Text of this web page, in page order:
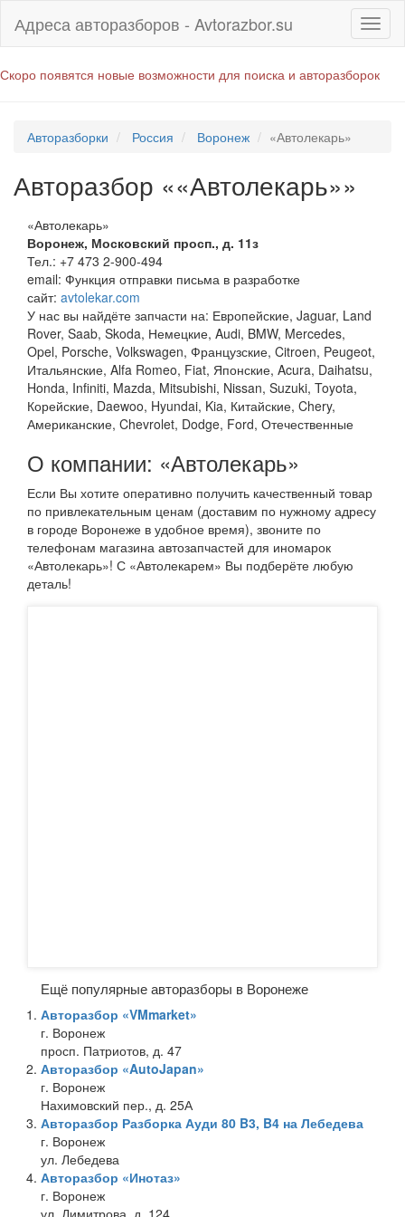
Адреса авторазборов - Avtorazbor.su
Скоро появятся новые возможности для поиска и авторазборок
Авторазборки Россия Воронеж «Автолекарь»
Авторазбор ««Автолекарь»»
«Автолекарь»
Воронеж, Московский просп., д. 11з
Тел.: +7 473 2-900-494
email: Функция отправки письма в разработке
сайт: avtolekar.com
У нас вы найдёте запчасти на: Европейские, Jaguar, Land
Rover, Saab, Skoda, Немецкие, Audi, BMW, Mercedes,
Opel, Porsche, Volkswagen, Французские, Citroen, Peugeot,
Итальянские, Alfa Romeo, Fiat, Японские, Acura, Daihatsu,
Honda, Infiniti, Mazda, Mitsubishi, Nissan, Suzuki, Toyota,
Корейские, Daewoo, Hyundai, Kia, Китайские, Chery,
Американские, Chevrolet, Dodge, Ford, Отечественные
О компании: «Автолекарь»
Если Вы хотите оперативно получить качественный товар
по привлекательным ценам (доставим по нужному адресу
в городе Воронеже в удобное время), звоните по
телефонам магазина автозапчастей для иномарок
«Автолекарь»! С «Автолекарем» Вы подберёте любую
деталь!
Ещё популярные авторазборы в Воронеже
Авторазбор «VMmarket»
г. Воронеж
просп. Патриотов, д. 47
Авторазбор «AutoJapan»
г. Воронеж
Нахимовский пер., д. 25А
Авторазбор Разборка Ауди 80 B3, B4 на Лебедева
г. Воронеж
ул. Лебедева
Авторазбор «Инотаз»
г. Воронеж
ул. Димитрова, д. 124